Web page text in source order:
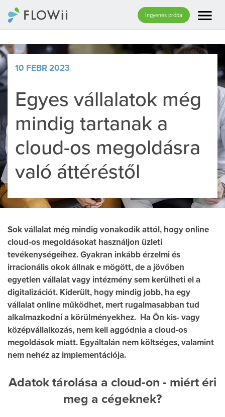
Ingyenes próba menu
10 FEBR 2023
Egyes vállalatok még
mindig tartanak a
cloud-os megoldásra
való áttéréstől
Sok vállalat még mindig vonakodik attól, hogy online
cloud-os megoldásokat használjon üzleti
tevékenységeihez. Gyakran inkább érzelmi és
irracionális okok állnak e mögött, de a jövőben
egyetlen vállalat vagy intézmény sem kerülheti el a
digitalizációt. Kiderült, hogy mindig jobb, ha egy
vállalat online működhet, mert rugalmasabban tud
alkalmazkodni a körülményekhez. Ha Ön kis- vagy
középvállalkozás, nem kell aggódnia a cloud-os
megoldások miatt. Egyáltalán nem költséges, valamint
nem nehéz az implementációja.
Adatok tárolása a cloud-on - miért éri
meg a cégeknek?